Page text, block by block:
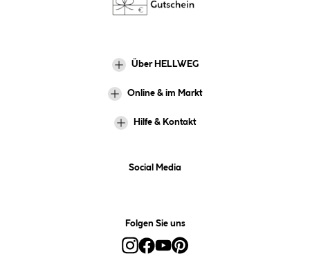
Über HELLWEG
Online & im Markt
Hilfe & Kontakt
Social Media
Folgen Sie uns